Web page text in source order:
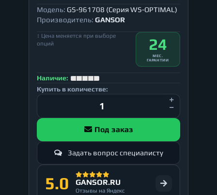
Модель: GS-961708 (Серия WS-OPTIMAL)
Производитель: GANSOR
↕ Цена меняется при выборе
опций
24
МЕС.
ГАРАНТИИ
Наличие:
Купить в количестве:
Под заказ
Задать вопрос специалисту
5.0 GANSOR.RU
Отзывы на Яндекс